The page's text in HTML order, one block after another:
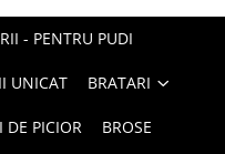
- PENTRU PUDI
UNICAT BRATARI
DE PICIOR BROSE